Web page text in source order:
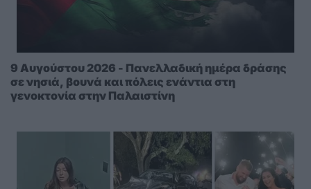
9 Αυγούστου 2026 - Πανελλαδική ημέρα δράσης
σε νησιά, βουνά και πόλεις ενάντια στη
γενοκτονία στην Παλαιστίνη